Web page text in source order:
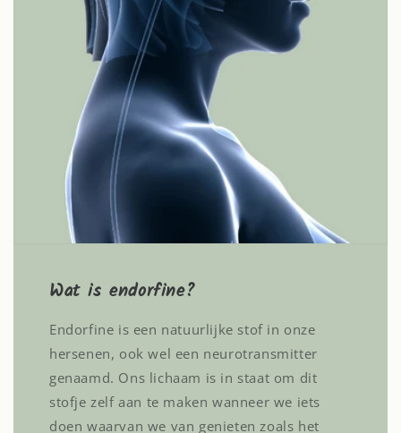
Wat is endorfine?
Endorfine is een natuurlijke stof in onze
hersenen, ook wel een neurotransmitter
genaamd. Ons lichaam is in staat om dit
stofje zelf aan te maken wanneer we iets
doen waarvan we van genieten zoals het